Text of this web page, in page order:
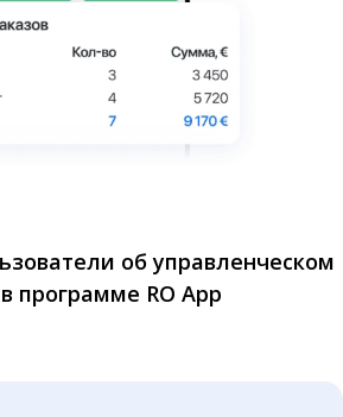
об управленческом
программе RO App